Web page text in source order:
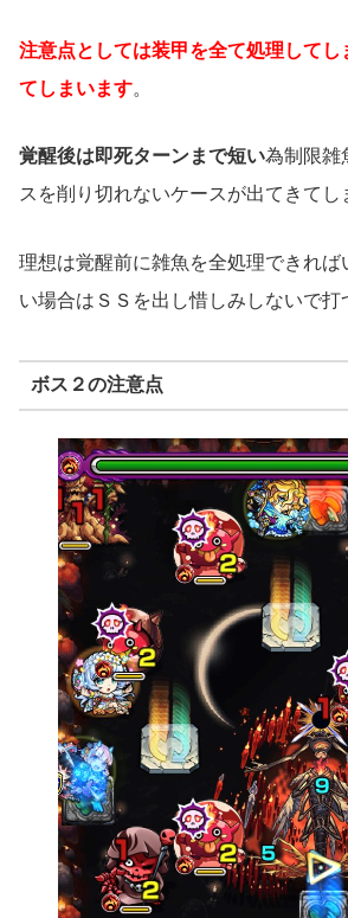
注意点としては装甲を全て処理してし
てしまいます。
覚醒後は即死ターンまで短い為制限雑
スを削り切れないケースが出てきてし
理想は覚醒前に雑魚を全処理できれば
い場合はＳＳを出し惜しみしないで打
ボス２の注意点